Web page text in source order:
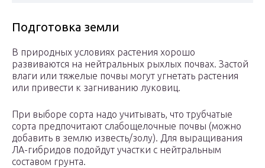
Подготовка земли
В природных условиях растения хорошо
развиваются на нейтральных рыхлых почвах. Застой
влаги или тяжелые почвы могут угнетать растения
или привести к загниванию луковиц.
При выборе сорта надо учитывать, что трубчатые
сорта предпочитают слабощелочные почвы (можно
добавить в землю известь/золу). Для выращивания
ЛА-гибридов подойдут участки с нейтральным
составом грунта.